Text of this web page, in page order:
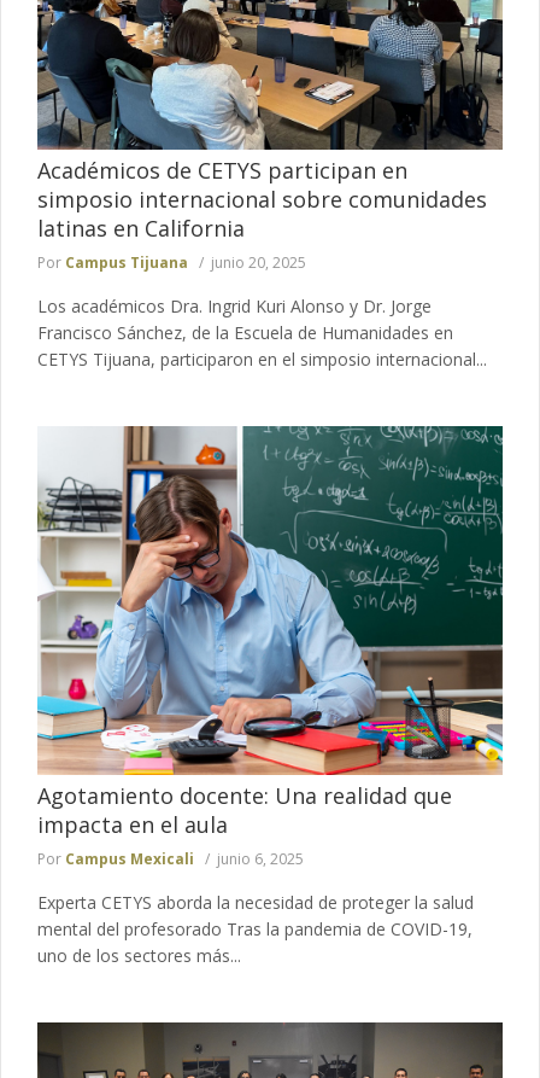
Académicos de CETYS participan en
simposio internacional sobre comunidades
latinas en California
Por Campus Tijuana junio 20, 2025
Los académicos Dra. Ingrid Kuri Alonso y Dr. Jorge
Francisco Sánchez, de la Escuela de Humanidades en
CETYS Tijuana, participaron en el simposio internacional...
Agotamiento docente: Una realidad que
impacta en el aula
Por Campus Mexicali junio 6, 2025
Experta CETYS aborda la necesidad de proteger la salud
mental del profesorado Tras la pandemia de COVID-19,
uno de los sectores más...